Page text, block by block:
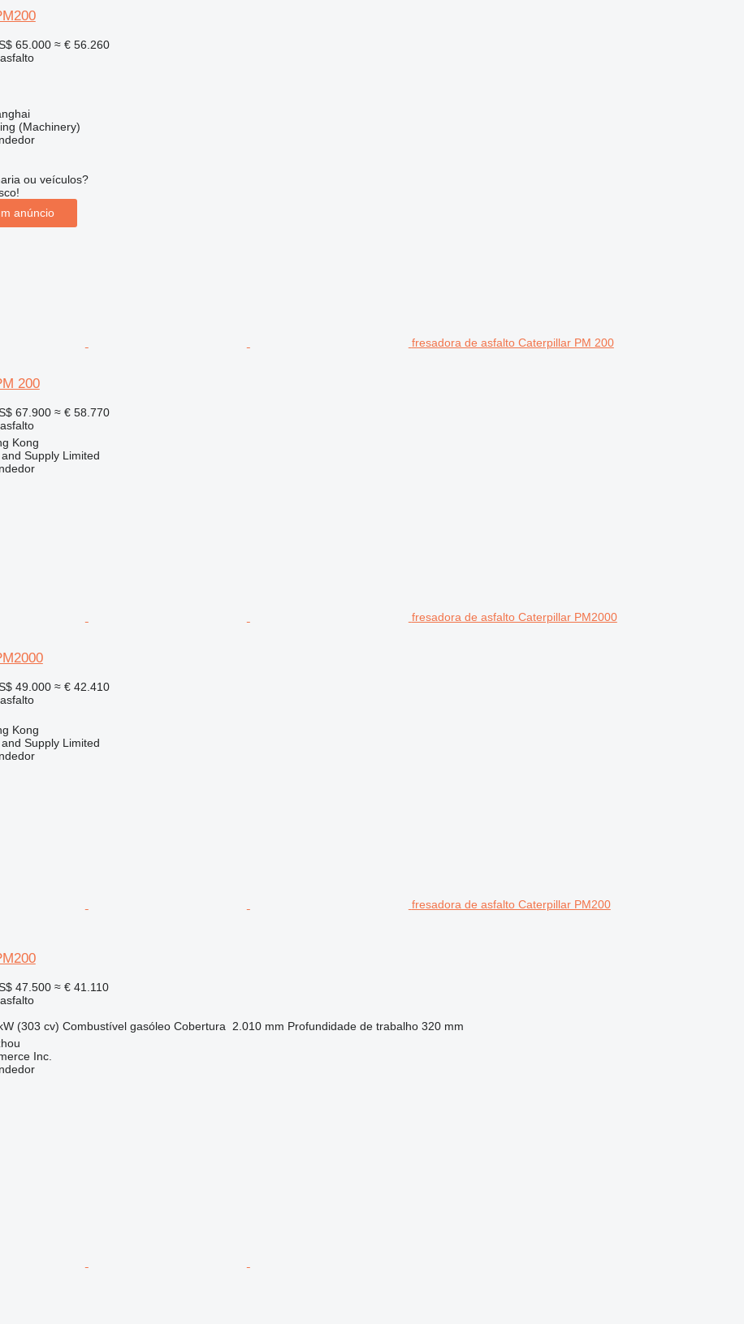
65.000 ≈ € 56.260
(Machinery)
ou veículos?
anúncio
fresadora de asfalto Caterpillar PM 200
200
67.900 ≈ € 58.770
Kong
Supply Limited
fresadora de asfalto Caterpillar PM2000
49.000 ≈ € 42.410
Kong
Supply Limited
fresadora de asfalto Caterpillar PM200
47.500 ≈ € 41.110
(303 cv) Combustível gasóleo Cobertura 2.010 mm Profundidade de trabalho 320 mm
Inc.